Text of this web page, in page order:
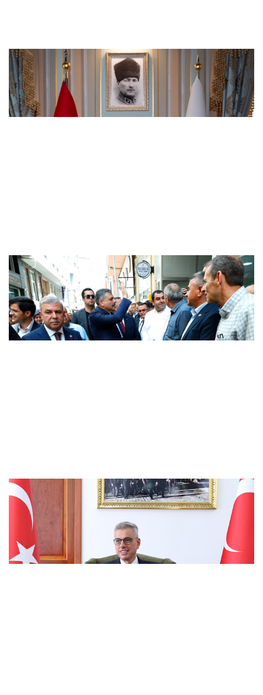
İstanbul Valisi Gül, 111. dönem kaymakam
adaylarıyla buluştu
Çiftçi: Sinop’ta hizmete aldığımız her eser
Türkiye Yüzyılı vizyonunun sahadaki
karşılığı
Bakan Memişoğlu'ndan üniversite
adaylarına mesaj: Hayallerinizden asla
vazgeçmeyin